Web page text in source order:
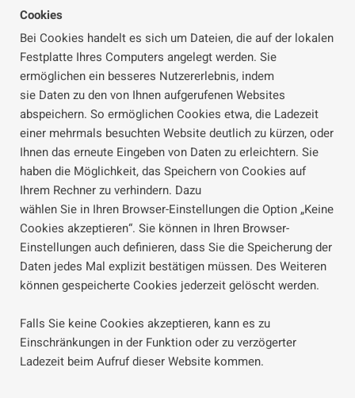
Cookies
Bei Cookies handelt es sich um Dateien, die auf der lokalen
Festplatte Ihres Computers angelegt werden. Sie
ermöglichen ein besseres Nutzererlebnis, indem
sie Daten zu den von Ihnen aufgerufenen Websites
abspeichern. So ermöglichen Cookies etwa, die Ladezeit
einer mehrmals besuchten Website deutlich zu kürzen, oder
Ihnen das erneute Eingeben von Daten zu erleichtern. Sie
haben die Möglichkeit, das Speichern von Cookies auf
Ihrem Rechner zu verhindern. Dazu
wählen Sie in Ihren Browser-Einstellungen die Option „Keine
Cookies akzeptieren“. Sie können in Ihren Browser-
Einstellungen auch definieren, dass Sie die Speicherung der
Daten jedes Mal explizit bestätigen müssen. Des Weiteren
können gespeicherte Cookies jederzeit gelöscht werden.
Falls Sie keine Cookies akzeptieren, kann es zu
Einschränkungen in der Funktion oder zu verzögerter
Ladezeit beim Aufruf dieser Website kommen.